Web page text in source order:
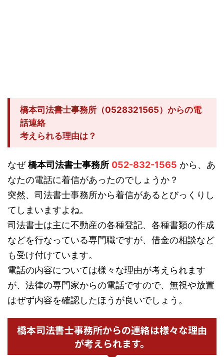
橋本司法書士事務所（0528321565）からの電
話連絡
考えられる理由は？
なぜ橋本司法書士事務所 052-832-1565 から、あ
なたの電話に着信があったのでしょうか？
突然、司法書士事務所から着信があるとびっくりし
てしまいますよね。
司法書士は主に不動産の各種登記、各種書類の作成
などを行なっている専門職ですが、借金の相談など
も受け付けています。
電話の内容については様々な理由が考えられます
が、法律の専門家からの電話ですので、無視や放置
はぜず内容を確認したほうが良いでしょう。
橋本司法書士事務所からの連絡は様々な理由
が考えられます。